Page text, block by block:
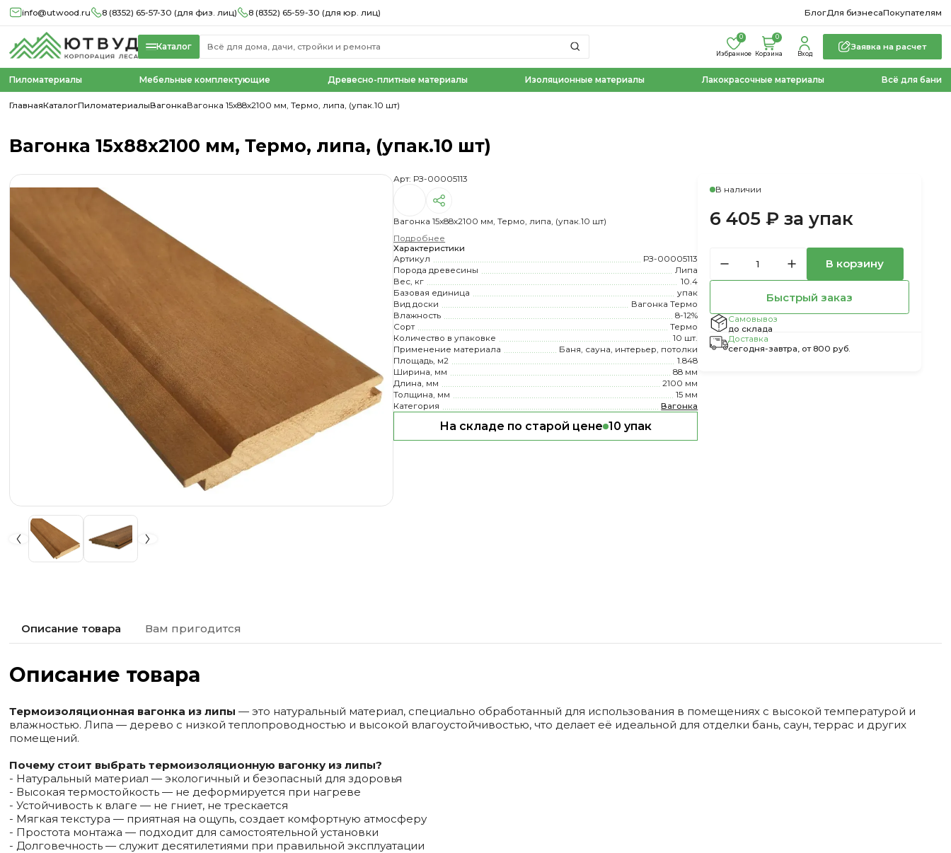
info@utwood.ru 8 (8352) 65-57-30 (для физ. лиц) 8 (8352) 65-59-30 (для юр. лиц) БлогДля бизнесаПокупателям
Каталог
Избранное
0 0
Корзина Вход
Заявка на расчет
Пиломатериалы Мебельные комплектующие Древесно-плитные материалы Изоляционные материалы Лакокрасочные материалы Всё для бани
ГлавнаяКаталогПиломатериалыВагонкаВагонка 15х88х2100 мм, Термо, липа, (упак.10 шт)
Вагонка 15х88х2100 мм, Термо, липа, (упак.10 шт)
Арт: РЗ-00005113
Вагонка 15х88х2100 мм, Термо, липа, (упак.10 шт)
Подробнее
Характеристики
Артикул
РЗ-00005113
Порода древесины
Липа
Вес, кг
10.4
Базовая единица
упак
Вид доски
Вагонка Термо
Влажность
8-12%
Сорт
Термо
Количество в упаковке
10 шт.
Применение материала
Баня, сауна, интерьер, потолки
Площадь, м2
1.848
Ширина, мм
88 мм
Длина, мм
2100 мм
Толщина, мм
15 мм
Категория
Вагонка
На складе по старой цене 10 упак
В наличии
6 405 ₽ за упак
В корзину
Быстрый заказ
Самовывоз
до склада
Доставка
сегодня-завтра, от 800 руб.
Описание товара Вам пригодится
Описание товара
Термоизоляционная вагонка из липы — это натуральный материал, специально обработанный для использования в помещениях с высокой температурой и
влажностью. Липа — дерево с низкой теплопроводностью и высокой влагоустойчивостью, что делает её идеальной для отделки бань, саун, террас и других
помещений.
Почему стоит выбрать термоизоляционную вагонку из липы?
- Натуральный материал — экологичный и безопасный для здоровья
- Высокая термостойкость — не деформируется при нагреве
- Устойчивость к влаге — не гниет, не трескается
- Мягкая текстура — приятная на ощупь, создает комфортную атмосферу
- Простота монтажа — подходит для самостоятельной установки
- Долговечность — служит десятилетиями при правильной эксплуатации